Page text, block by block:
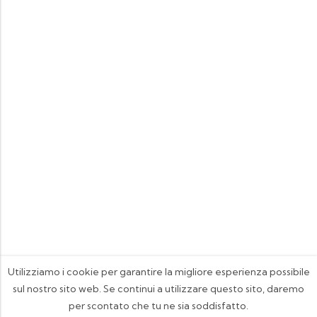
Utilizziamo i cookie per garantire la migliore esperienza possibile
sul nostro sito web. Se continui a utilizzare questo sito, daremo
per scontato che tu ne sia soddisfatto.